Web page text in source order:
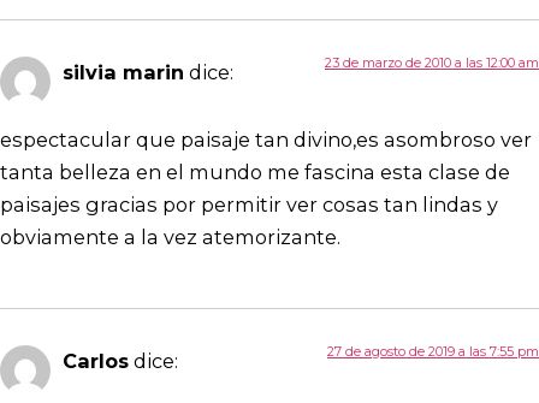
silvia marin dice: 23 de marzo de 2010 a las 12:00 am
espectacular que paisaje tan divino,es asombroso ver
tanta belleza en el mundo me fascina esta clase de
paisajes gracias por permitir ver cosas tan lindas y
obviamente a la vez atemorizante.
Carlos dice: 27 de agosto de 2019 a las 7:55 pm